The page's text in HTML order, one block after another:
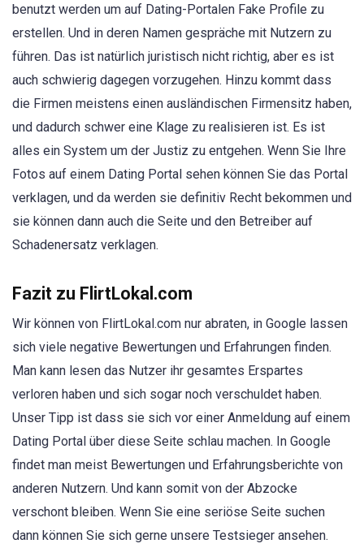
benutzt werden um auf Dating-Portalen Fake Profile zu
erstellen. Und in deren Namen gespräche mit Nutzern zu
führen. Das ist natürlich juristisch nicht richtig, aber es ist
auch schwierig dagegen vorzugehen. Hinzu kommt dass
die Firmen meistens einen ausländischen Firmensitz haben,
und dadurch schwer eine Klage zu realisieren ist. Es ist
alles ein System um der Justiz zu entgehen. Wenn Sie Ihre
Fotos auf einem Dating Portal sehen können Sie das Portal
verklagen, und da werden sie definitiv Recht bekommen und
sie können dann auch die Seite und den Betreiber auf
Schadenersatz verklagen.
Fazit zu FlirtLokal.com
Wir können von FlirtLokal.com nur abraten, in Google lassen
sich viele negative Bewertungen und Erfahrungen finden.
Man kann lesen das Nutzer ihr gesamtes Erspartes
verloren haben und sich sogar noch verschuldet haben.
Unser Tipp ist dass sie sich vor einer Anmeldung auf einem
Dating Portal über diese Seite schlau machen. In Google
findet man meist Bewertungen und Erfahrungsberichte von
anderen Nutzern. Und kann somit von der Abzocke
verschont bleiben. Wenn Sie eine seriöse Seite suchen
dann können Sie sich gerne unsere Testsieger ansehen.